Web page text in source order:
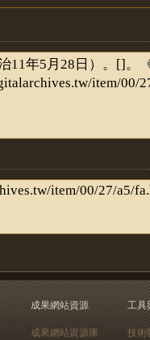
成果網站資源
成果網站資源庫
工具
技術